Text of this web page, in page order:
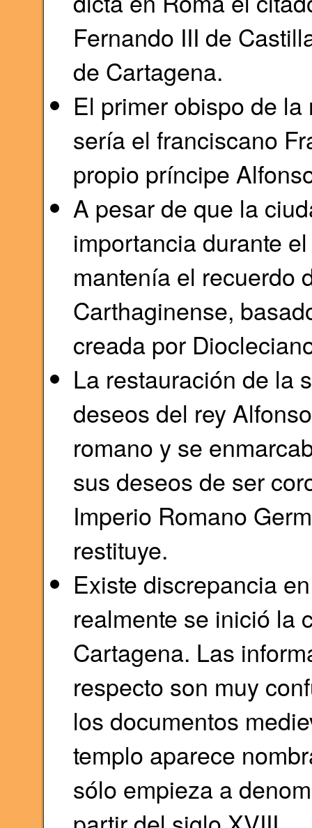
Fernando III de
de Cartagena.
El primer obispo de
sería el franciscano
propio príncipe
A pesar de que la
importancia durante
mantenía el recuerdo
Carthaginense,
creada por
La restauración de la
deseos del rey
romano y se
sus deseos de ser
Imperio Romano
restituye.
Existe discrepancia
realmente se inició la
Cartagena. Las
respecto son muy
los documentos
templo aparece
sólo empieza a